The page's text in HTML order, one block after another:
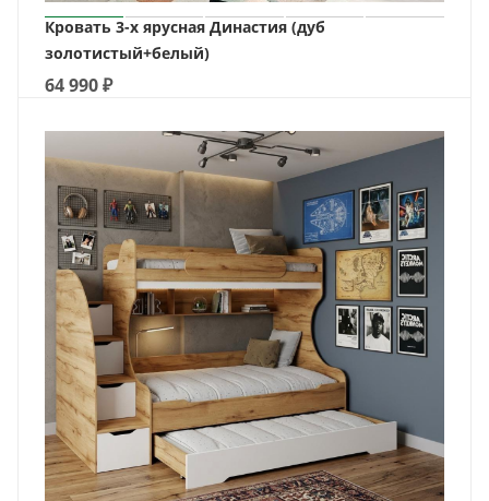
Кровать 3-х ярусная Династия (дуб
золотистый+белый)
64 990₽